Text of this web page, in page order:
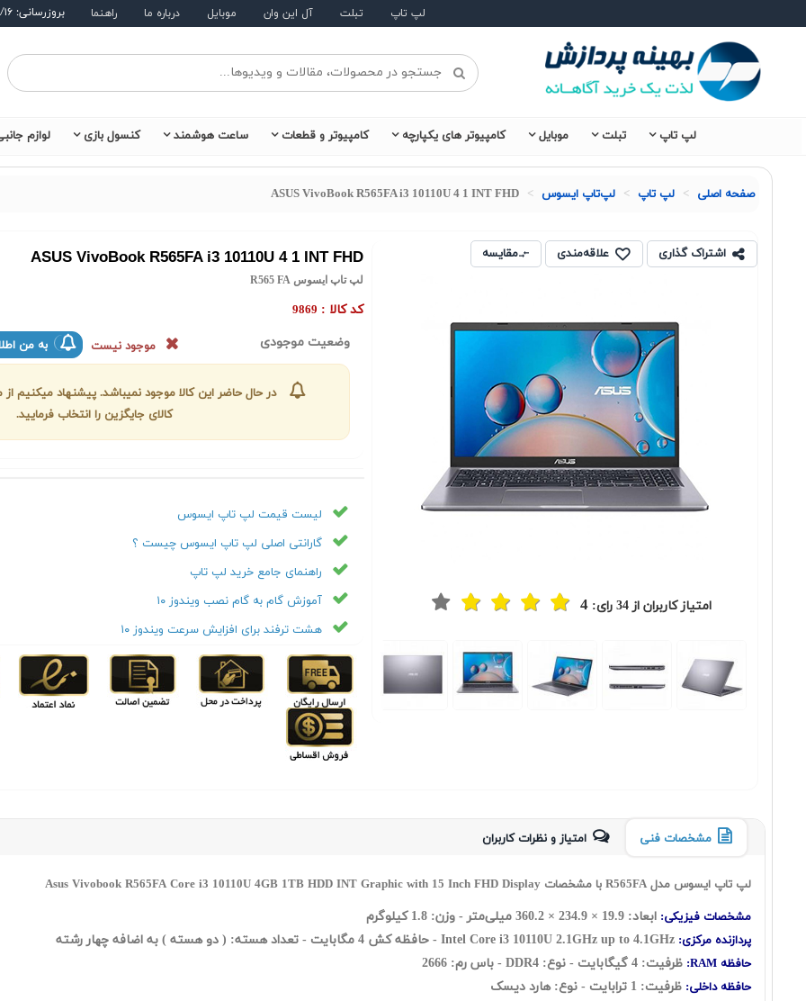
لپ تاپ تبلت آل این وان موبایل درباره ما راهنما بروزرسانی: ۱۴۰۵/۵/۱۶
لپ تاپ تبلت موبایل کامپیوتر های یکپارچه کامپیوتر و قطعات ساعت هوشمند کنسول بازی لوازم
صفحه اصلی لپ تاپ لپ‌تاپ ایسوس ASUS VivoBook R565FA i3 10110U 4 1 INT FHD
اشتراک گذاری علاقه‌مندی مقایسه
امتیاز کاربران از34 رای:4
ASUS VivoBook R565FA i3 10110U 4 1 INT FHD
لپ تاپ ایسوس R565 FA
کد کالا : 9869
وضعیت موجودی موجود نیست به من
در حال حاضر این کالا موجود نمیباشد. پیشنهاد میکنیم
کالای جایگزین را انتخاب فرمایید.
لیست قیمت لپ تاپ ایسوس
گارانتی اصلی لپ تاپ ایسوس چیست ؟
راهنمای جامع خرید لپ تاپ
آموزش گام به گام نصب ویندوز ۱۰
هشت ترفند برای افزایش سرعت ویندوز ۱۰
مشخصات فنی امتیاز و نظرات کاربران
لپ تاپ ایسوس مدل R565FA با مشخصات Asus Vivobook R565FA Core i3 10110U 4GB 1TB HDD INT Graphic with 15 Inch FHD Display
مشخصات فیزیکی: ابعاد: 19.9 × 234.9 × 360.2 میلی‌متر - وزن: 1.8 کیلوگرم
پردازنده مرکزی: Core i3 10110U 2.1GHz up to 4.1GHz - حافظه کش 4 مگابایت - تعداد هسته: ( دو هسته ) به اضافه چهار رشته
حافظه RAM: ظرفیت: 4 گيگابايت - نوع: DDR4 - باس رم: 2666
حافظه داخلی: ظرفیت: 1 ترابايت - نوع: هارد ديسک